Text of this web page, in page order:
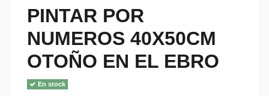
PINTAR POR
NUMEROS 40X50CM
OTOÑO EN EL EBRO
En stock